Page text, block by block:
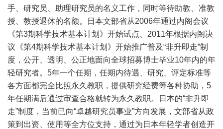
手、研究员、助理研究员的名义工作，同时等待助教、准教
授、教授退休的名额。日本文部省从2006年通过内阁会议
《第3期科学技术基本计划》开始试点、2011年根据内阁决
议《第4期科学技术基本计划》开始推广普及“非升即走”制
度，公开、透明、公正地面向全球招募博士毕业10年内的年
轻研究者。5年一个任期，任期内待遇、研究、评定标准等
各方面都完全比照永久教职，提供研究经费等各种协助，5
年任期满后通过审查合格就转为永久教职。日本的“非升即
走”制度，当前已向“卓越研究员事业”方向发展，文部省从政
策到出资、使用等全方位支持，通过为日本年轻学者创造开